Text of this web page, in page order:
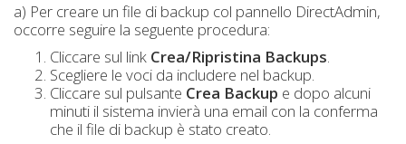
a) Per creare un file di backup col pannello DirectAdmin,
occorre seguire la seguente procedura:
Cliccare sul link Crea/Ripristina Backups.
Scegliere le voci da includere nel backup.
Cliccare sul pulsante Crea Backup e dopo alcuni
minuti il sistema invierà una email con la conferma
che il file di backup è stato creato.